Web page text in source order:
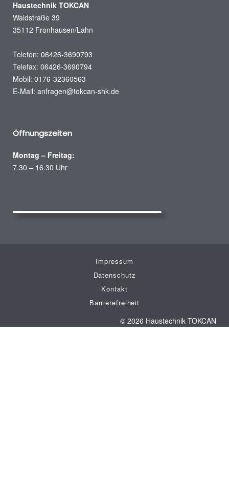
Haustechnik TOKCAN
Waldstraße 39
35112 Fronhausen/Lahn
Telefon: 06426-3690793
Telefax: 06426-3690794
Mobil: 0176-32360563
E-Mail: anfragen@tokcan-shk.de
Öffnungszeiten
Montag – Freitag:
7.30 – 16.30 Uhr
Impressum
Datenschutz
Kontakt
Barrierefreiheit
© 2026 Haustechnik TOKCAN